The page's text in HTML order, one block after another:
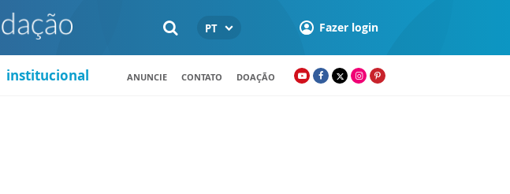
PT Fazer login
institucional ANUNCIE CONTATO DOAÇÃO